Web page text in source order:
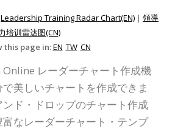
Leadership Training Radar Chart(EN) | 領導
培训雷达图(CN)
this page in:EN TW CN
レーダーチャート作成機
美しいチャートを作成できま
ド・ドロップのチャート作成
なレーダーチャート・テンプ